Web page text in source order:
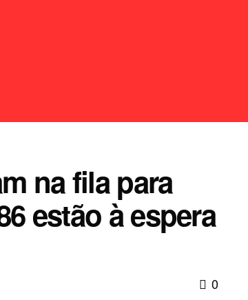
na fila para
estão à espera
0